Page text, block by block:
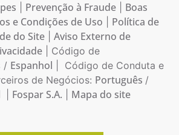
Prevenção à Fraude
Boas
e Condições de Uso
Política de
do Site
Aviso Externo de
| Código de
/ Espanhol | Código de Conduta e
de Negócios: Português /
Fospar S.A. Mapa do site